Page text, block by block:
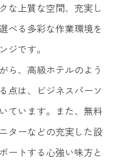
な上質な空間、充実し
べる多彩な作業環境を
ジです。
ら、高級ホテルのよう
点は、ビジネスパーソ
ています。また、無料
ターなどの充実した設
ートする心強い味方と